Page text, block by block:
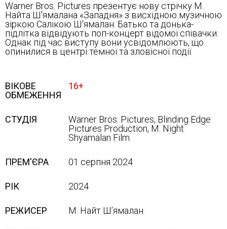
Warner Bros. Pictures презентує нову стрічку М.
Найта Ш'ямалана «Западня» з висхідною музичною
зіркою Салікою Ш'ямалан. Батько та донька-
підлітка відвідують поп-концерт відомої співачки.
Однак під час виступу вони усвідомлюють, що
опинилися в центрі темної та зловісної події
ВІКОВЕ
ОБМЕЖЕННЯ
16+
СТУДІЯ
Warner Bros. Pictures, Blinding Edge
Pictures Production, M. Night
Shyamalan Film
ПРЕМ'ЄРА 01 серпня 2024
РІК 2024
РЕЖИСЕР М. Найт Шʼямалан